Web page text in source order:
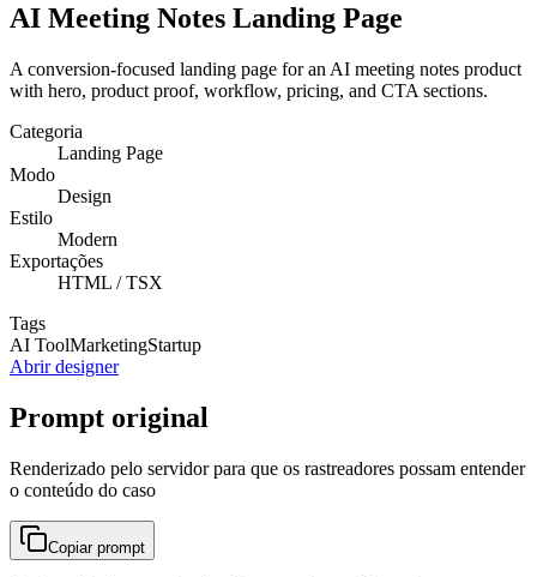
AI Meeting Notes Landing Page
A conversion-focused landing page for an AI meeting notes product
with hero, product proof, workflow, pricing, and CTA sections.
Categoria
Landing Page
Modo
Design
Estilo
Modern
Exportações
HTML / TSX
Tags
AI ToolMarketingStartup
Abrir designer
Prompt original
Renderizado pelo servidor para que os rastreadores possam entender
o conteúdo do caso
Copiar prompt